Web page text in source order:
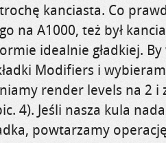
kanciasta. Co
na A1000, też był
idealnie gładkiej.
Modifiers i
render levels na 2 i
4). Jeśli nasza kula
powtarzamy